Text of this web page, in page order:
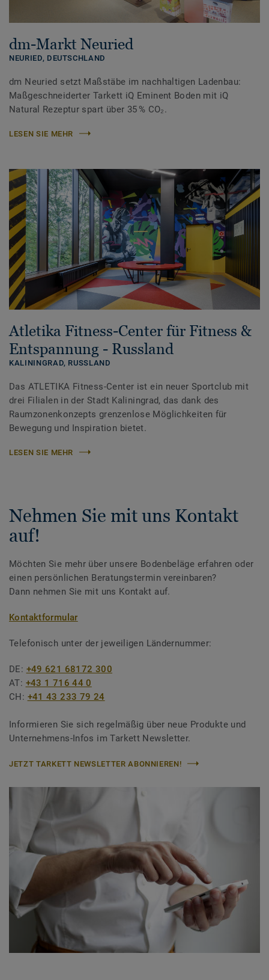
dm-Markt Neuried
NEURIED, DEUTSCHLAND
dm Neuried setzt Maßstäbe im nachhaltigen Ladenbau:
Maßgeschneiderter Tarkett iQ Eminent Boden mit iQ
Natural Rezeptur spart über 35 % CO₂.
LESEN SIE MEHR
Atletika Fitness-Center für Fitness &
Entspannung - Russland
KALININGRAD, RUSSLAND
Das ATLETIKA Fitness-Center ist ein neuer Sportclub mit
drei Filialen in der Stadt Kaliningrad, das dank des
Raumzonenkonzepts grenzenlose Möglichkeiten für
Bewegung und Inspiration bietet.
LESEN SIE MEHR
Nehmen Sie mit uns Kontakt
auf!
Möchten Sie mehr über unsere Bodenbeläge erfahren oder
einen persönlichen Beratungstermin vereinbaren?
Dann nehmen Sie mit uns Kontakt auf.
Kontaktformular
Telefonisch unter der jeweiligen Ländernummer:
DE: +49 621 68172 300
AT: +43 1 716 44 0
CH: +41 43 233 79 24
Informieren Sie sich regelmäßig über neue Produkte und
Unternehmens-Infos im Tarkett Newsletter.
JETZT TARKETT NEWSLETTER ABONNIEREN!